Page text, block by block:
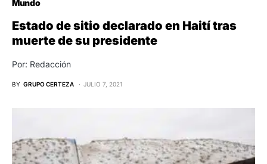
Mundo
Estado de sitio declarado en Haití tras
muerte de su presidente
Por: Redacción
BY GRUPO CERTEZA JULIO 7, 2021